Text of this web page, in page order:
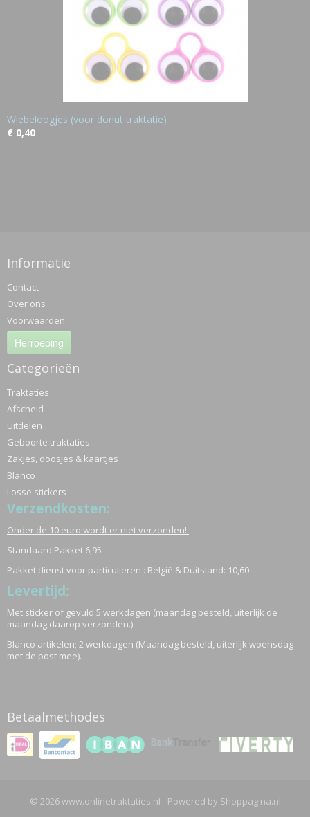
Wiebeloogjes (voor donut traktatie)
€ 0,40
Informatie
Contact
Over ons
Voorwaarden
Herroeping
Categorieën
Traktaties
Afscheid
Uitdelen
Geboorte traktaties
Zakjes, doosjes & kaartjes
Blanco
Losse stickers
Verzendkosten:
Onder de 10 euro wordt er niet verzonden!
Standaard Pakket 6,95
Pakket dienst voor particulieren : België & Duitsland: 10,60
Levertijd:
Met sticker of gevuld 5 werkdagen (maandag besteld, uiterlijk de
maandag daarop verzonden.)
Blanco artikelen; 2 werkdagen (Maandag besteld, uiterlijk woensdag
met de post mee).
Betaalmethodes
© 2026 www.onlinetraktaties.nl - Powered by Shoppagina.nl